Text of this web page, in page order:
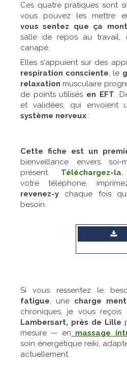
Ces quatre pratiques sont
vous pouvez les mettre
vous sentez que ça
salle de repos au travail,
canapé.
Elles s'appuient sur des
respiration consciente, le
relaxation musculaire
de points utilisés en EFT.
et validées, qui envoient
système nerveux :
Cette fiche est un
bienveillance envers soi-
présent. Téléchargez-la,
votre téléphone,
revenez-y chaque fois
besoin.
Si vous ressentez le
fatigue, une charge
chroniques, je vous
Lambersart, près de Lille
mesure — en massage
soin énergétique reiki,
actuellement.